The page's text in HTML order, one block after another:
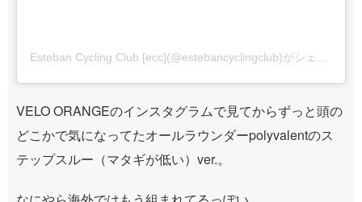
VELO ORANGEのインスタグラムで見てからずっと頭の
どこかで気になってたオールラウンダーpolyvalentのス
テップスルー（マタギが低い）ver.。